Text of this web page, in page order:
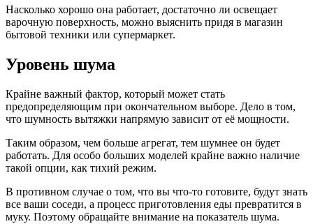
Насколько хорошо она работает, достаточно ли освещает
варочную поверхность, можно выяснить придя в магазин
бытовой техники или супермаркет.
Уровень шума
Крайне важный фактор, который может стать
предопределяющим при окончательном выборе. Дело в том,
что шумность вытяжки напрямую зависит от её мощности.
Таким образом, чем больше агрегат, тем шумнее он будет
работать. Для особо больших моделей крайне важно наличие
такой опции, как тихий режим.
В противном случае о том, что вы что-то готовите, будут знать
все ваши соседи, а процесс приготовления еды превратится в
муку. Поэтому обращайте внимание на показатель шума.